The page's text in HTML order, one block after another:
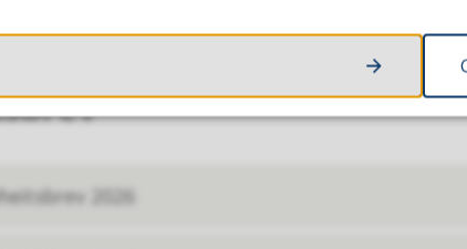
2026